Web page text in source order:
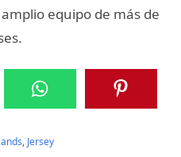
equipo de más de
, Jersey